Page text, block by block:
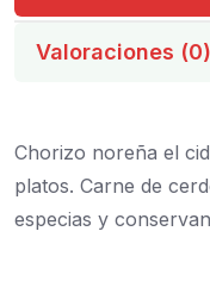
Valoraciones (0)
Chorizo noreña el
platos. Carne de
especias y